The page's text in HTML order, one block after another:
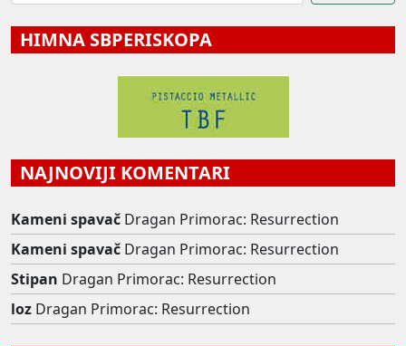
HIMNA SBPERISKOPA
NAJNOVIJI KOMENTARI
Kameni spavač Dragan Primorac: Resurrection
Kameni spavač Dragan Primorac: Resurrection
Stipan Dragan Primorac: Resurrection
loz Dragan Primorac: Resurrection